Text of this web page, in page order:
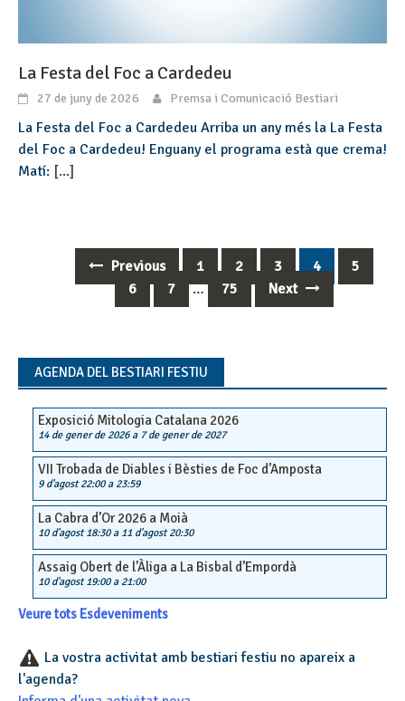
La Festa del Foc a Cardedeu
27 de juny de 2026 Premsa i Comunicació Bestiari
La Festa del Foc a Cardedeu Arriba un any més la La Festa
del Foc a Cardedeu! Enguany el programa està que crema!
Matí: [...]
Previous 1 2 3 4
5
6
7 … 75 Next
AGENDA DEL BESTIARI FESTIU
Exposició Mitologia Catalana 2026
14 de gener de 2026a 7 de gener de 2027
VII Trobada de Diables i Bèsties de Foc d’Amposta
9 d'agost 22:00a 23:59
La Cabra d’Or 2026 a Moià
10 d'agost 18:30a 11 d'agost 20:30
Assaig Obert de l’Àliga a La Bisbal d’Empordà
10 d'agost 19:00a 21:00
Veure tots Esdeveniments
La vostra activitat amb bestiari festiu no apareix a
l'agenda?